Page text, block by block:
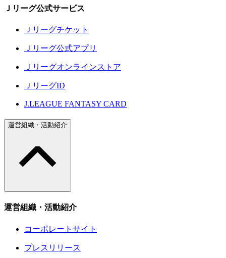
Ｊリーグ公式サービス
Ｊリーグチケット
Ｊリーグ公式アプリ
Ｊリーグオンラインストア
ＪリーグID
J.LEAGUE FANTASY CARD
運営組織・活動紹介
運営組織・活動紹介
コーポレートサイト
プレスリリース